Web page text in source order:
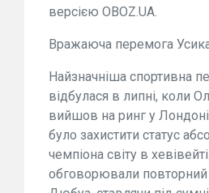
версією OBOZ.UA.
Вражаюча перемога
Найзначніша спортивна
відбулася в липні, коли
вийшов на ринг у
було захистити статус
чемпіона світу в
обговорювали повторний